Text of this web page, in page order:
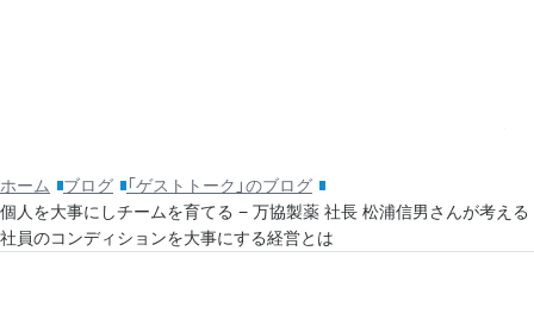
ホーム ブログ
「ゲストトーク」のブログ
個人を大事にしチームを育てる − 万協製薬 社長 松浦信男さんが考える
社員のコンディションを大事にする経営とは